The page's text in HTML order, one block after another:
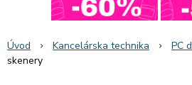
Úvod Kancelárska technika PC
skenery